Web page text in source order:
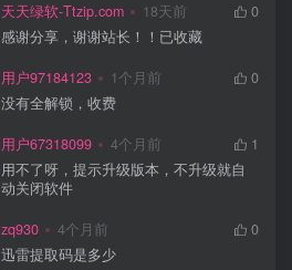
天天绿软-Ttzip.com 18天前
0
感谢分享，谢谢站长！！已收藏
用户97184123 1个月前
0
没有全解锁，收费
用户67318099 4个月前
1
用不了呀，提示升级版本，不升级就自
动关闭软件
zq930 4个月前
0
迅雷提取码是多少